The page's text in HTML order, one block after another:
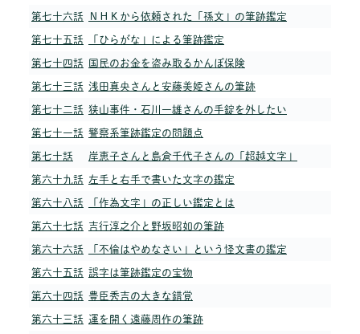
第七十六話 ＮＨＫから依頼された「孫文」の筆跡鑑定
第七十五話 「ひらがな」による筆跡鑑定
第七十四話 国民のお金を盗み取るかんぽ保険
第七十三話 浅田真央さんと安藤美姫さんの筆跡
第七十二話 狭山事件・石川一雄さんの手錠を外したい
第七十一話 警察系筆跡鑑定の問題点
第七十話 岸恵子さんと島倉千代子さんの「超越文字」
第六十九話 左手と右手で書いた文字の鑑定
第六十八話 「作為文字」の正しい鑑定とは
第六十七話 吉行淳之介と野坂昭如の筆跡
第六十六話 「不倫はやめなさい」という怪文書の鑑定
第六十五話 誤字は筆跡鑑定の宝物
第六十四話 豊臣秀吉の大きな錯覚
第六十三話 運を開く遠藤周作の筆跡